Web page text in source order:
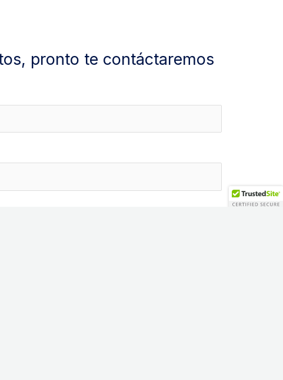
pronto te contáctaremos